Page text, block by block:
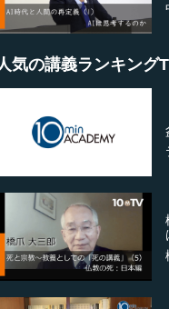
気の講義ランキング